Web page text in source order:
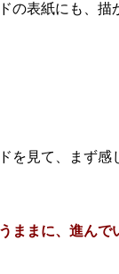
の表紙にも、描
を見て、まず感
ままに、進んで